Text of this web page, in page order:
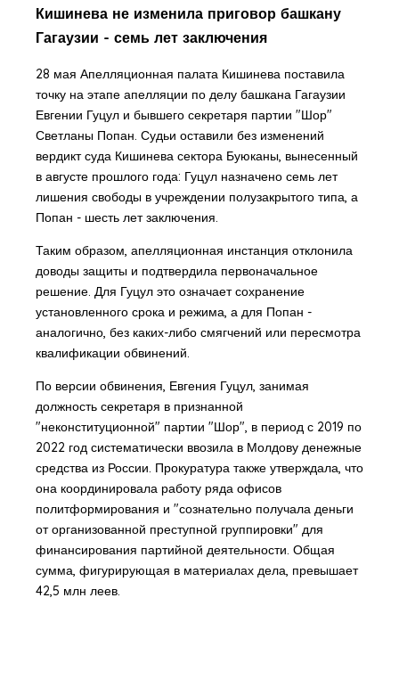
Кишинева не изменила приговор башкану
Гагаузии - семь лет заключения
28 мая Апелляционная палата Кишинева поставила
точку на этапе апелляции по делу башкана Гагаузии
Евгении Гуцул и бывшего секретаря партии "Шор"
Светланы Попан. Судьи оставили без изменений
вердикт суда Кишинева сектора Буюканы, вынесенный
в августе прошлого года: Гуцул назначено семь лет
лишения свободы в учреждении полузакрытого типа, а
Попан - шесть лет заключения.
Таким образом, апелляционная инстанция отклонила
доводы защиты и подтвердила первоначальное
решение. Для Гуцул это означает сохранение
установленного срока и режима, а для Попан -
аналогично, без каких-либо смягчений или пересмотра
квалификации обвинений.
По версии обвинения, Евгения Гуцул, занимая
должность секретаря в признанной
"неконституционной" партии "Шор", в период с 2019 по
2022 год систематически ввозила в Молдову денежные
средства из России. Прокуратура также утверждала, что
она координировала работу ряда офисов
политформирования и "сознательно получала деньги
от организованной преступной группировки" для
финансирования партийной деятельности. Общая
сумма, фигурирующая в материалах дела, превышает
42,5 млн леев.